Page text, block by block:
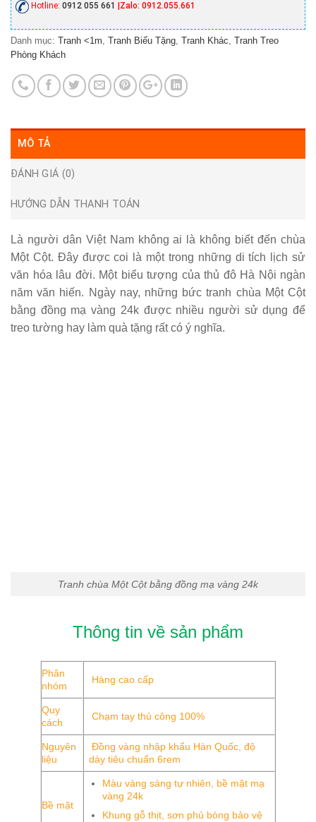
Hotline: 0912 055 661 |Zalo: 0912.055.661
Danh mục: Tranh <1m Tranh Biếu Tặng Tranh Khác Tranh Treo
Phòng Khách
MÔ TẢ
ĐÁNH GIÁ (0)
HƯỚNG DẪN THANH TOÁN
Là người dân Việt Nam không ai là không biết đến chùa
Một Cột. Đây được coi là một trong những di tích lịch sử
văn hóa lâu đời. Một biểu tượng của thủ đô Hà Nội ngàn
năm văn hiến. Ngày nay, những bứctranh chùa Một Cột
bằng đồng mạ vàng 24kđược nhiều người sử dụng để
treo tường hay làm quà tặng rất có ý nghĩa.
Tranh chùa Một Cột bằng đồng mạ vàng 24k
Thông tin về sản phẩm
Phân
nhóm
Hàng cao cấp
Quy
cách
Chạm tay thủ công 100%
Nguyên
liệu
Đồng vàng nhập khẩu Hàn Quốc, độ
dày tiêu chuẩn 6rem
Bề mặt
Màu vàng sáng tự nhiên, bề mặt mạ
vàng 24k
Khung gỗ thịt, sơn phủ bóng bảo vệ